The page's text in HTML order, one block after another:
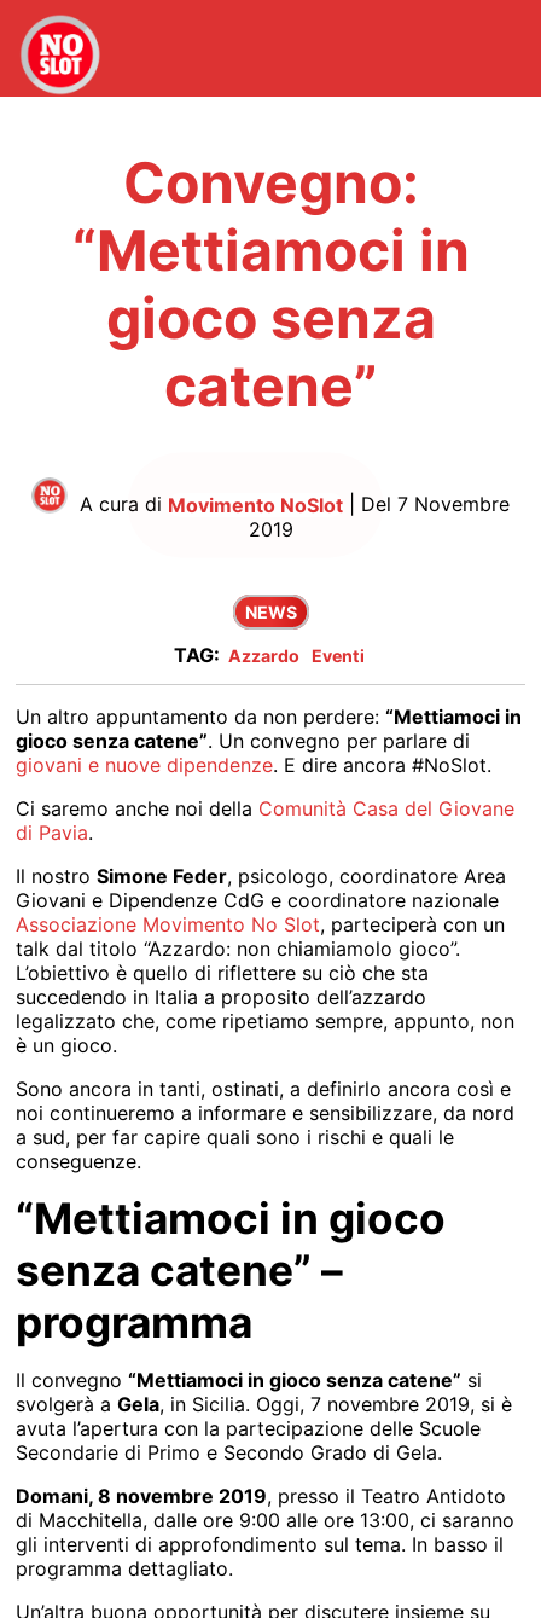
Convegno:
“Mettiamoci in
gioco senza
catene”
A cura di Movimento NoSlot | Del 7 Novembre
2019
NEWS
TAG: Azzardo Eventi
Un altro appuntamento da non perdere:“Mettiamoci in
gioco senza catene”. Un convegno per parlare di
giovani e nuove dipendenze. E dire ancora #NoSlot.
Ci saremo anche noi della Comunità Casa del Giovane
di Pavia.
Il nostroSimone Feder, psicologo, coordinatore Area
Giovani e Dipendenze CdG e coordinatore nazionale
Associazione Movimento No Slot, parteciperà con un
talk dal titolo “Azzardo: non chiamiamolo gioco”.
L’obiettivo è quello di riflettere su ciò che sta
succedendo in Italia a proposito dell’azzardo
legalizzato che, come ripetiamo sempre, appunto, non
è un gioco.
Sono ancora in tanti, ostinati, a definirlo ancora così e
noi continueremo a informare e sensibilizzare, da nord
a sud, per far capire quali sono i rischi e quali le
conseguenze.
“Mettiamoci in gioco
senza catene” –
programma
Il convegno“Mettiamoci in gioco senza catene” si
svolgerà aGela, in Sicilia. Oggi, 7 novembre 2019, si è
avuta l’apertura con la partecipazione delle Scuole
Secondarie di Primo e Secondo Grado di Gela.
Domani, 8 novembre 2019, presso il Teatro Antidoto
di Macchitella, dalle ore 9:00 alle ore 13:00, ci saranno
gli interventi di approfondimento sul tema. In basso il
programma dettagliato.
Un’altra buona opportunità per discutere insieme su